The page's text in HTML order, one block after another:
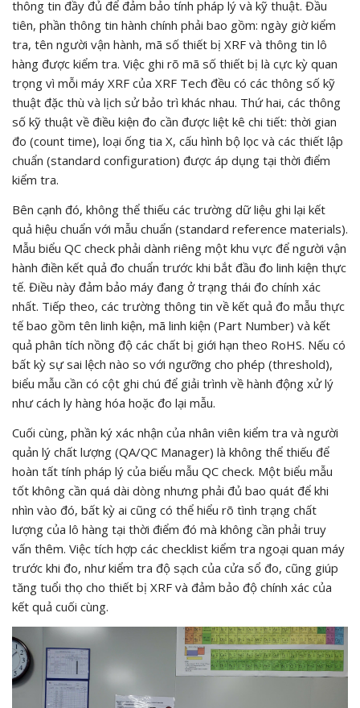
thông tin đầy đủ để đảm bảo tính pháp lý và kỹ thuật. Đầu
tiên, phần thông tin hành chính phải bao gồm: ngày giờ kiểm
tra, tên người vận hành, mã số thiết bị XRF và thông tin lô
hàng được kiểm tra. Việc ghi rõ mã số thiết bị là cực kỳ quan
trọng vì mỗi máy XRF của XRF Tech đều có các thông số kỹ
thuật đặc thù và lịch sử bảo trì khác nhau. Thứ hai, các thông
số kỹ thuật về điều kiện đo cần được liệt kê chi tiết: thời gian
đo (count time), loại ống tia X, cấu hình bộ lọc và các thiết lập
chuẩn (standard configuration) được áp dụng tại thời điểm
kiểm tra.
Bên cạnh đó, không thể thiếu các trường dữ liệu ghi lại kết
quả hiệu chuẩn với mẫu chuẩn (standard reference materials).
Mẫu biểu QC check phải dành riêng một khu vực để người vận
hành điền kết quả đo chuẩn trước khi bắt đầu đo linh kiện thực
tế. Điều này đảm bảo máy đang ở trạng thái đo chính xác
nhất. Tiếp theo, các trường thông tin về kết quả đo mẫu thực
tế bao gồm tên linh kiện, mã linh kiện (Part Number) và kết
quả phân tích nồng độ các chất bị giới hạn theo RoHS. Nếu có
bất kỳ sự sai lệch nào so với ngưỡng cho phép (threshold),
biểu mẫu cần có cột ghi chú để giải trình về hành động xử lý
như cách ly hàng hóa hoặc đo lại mẫu.
Cuối cùng, phần ký xác nhận của nhân viên kiểm tra và người
quản lý chất lượng (QA/QC Manager) là không thể thiếu để
hoàn tất tính pháp lý của biểu mẫu QC check. Một biểu mẫu
tốt không cần quá dài dòng nhưng phải đủ bao quát để khi
nhìn vào đó, bất kỳ ai cũng có thể hiểu rõ tình trạng chất
lượng của lô hàng tại thời điểm đó mà không cần phải truy
vấn thêm. Việc tích hợp các checklist kiểm tra ngoại quan máy
trước khi đo, như kiểm tra độ sạch của cửa sổ đo, cũng giúp
tăng tuổi thọ cho thiết bị XRF và đảm bảo độ chính xác của
kết quả cuối cùng.